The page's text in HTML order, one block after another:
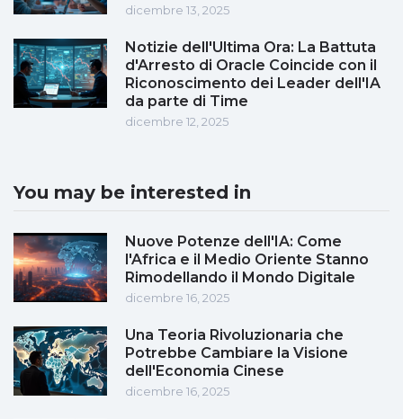
dicembre 13, 2025
Notizie dell'Ultima Ora: La Battuta
d'Arresto di Oracle Coincide con il
Riconoscimento dei Leader dell'IA
da parte di Time
dicembre 12, 2025
You may be interested in
Nuove Potenze dell'IA: Come
l'Africa e il Medio Oriente Stanno
Rimodellando il Mondo Digitale
dicembre 16, 2025
Una Teoria Rivoluzionaria che
Potrebbe Cambiare la Visione
dell'Economia Cinese
dicembre 16, 2025